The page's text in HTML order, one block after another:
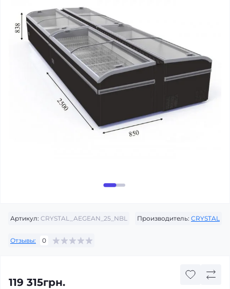
Артикул: CRYSTAL_AEGEAN_25_NBL Производитель: CRYSTAL
Отзывы: 0
119 315грн.